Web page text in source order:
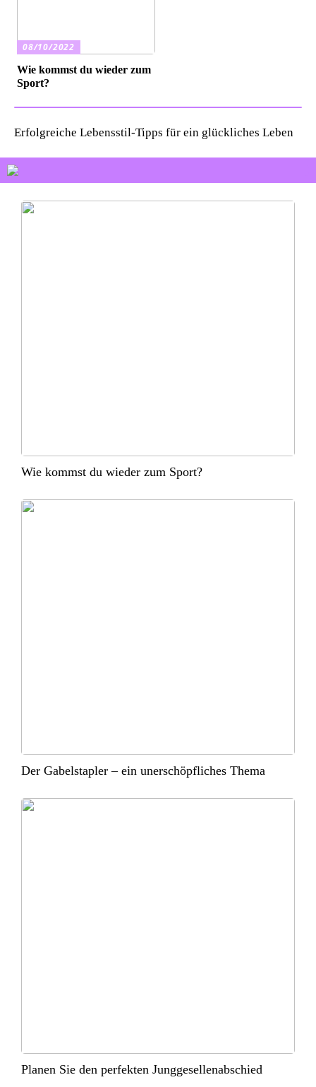
08/10/2022
Wie kommst du wieder zum
Sport?
Erfolgreiche Lebensstil-Tipps für ein glückliches Leben
Wie kommst du wieder zum Sport?
Der Gabelstapler – ein unerschöpfliches Thema
Planen Sie den perfekten Junggesellenabschied